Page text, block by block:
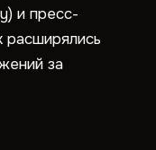
и пресс-
расширялись
за